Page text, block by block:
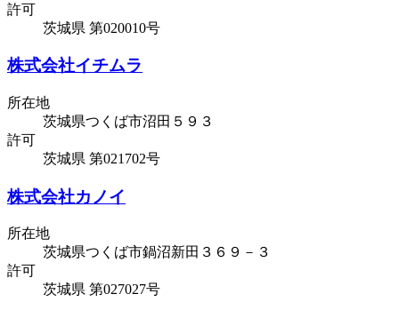
許可
茨城県 第020010号
株式会社イチムラ
所在地
茨城県つくば市沼田５９３
許可
茨城県 第021702号
株式会社カノイ
所在地
茨城県つくば市鍋沼新田３６９－３
許可
茨城県 第027027号